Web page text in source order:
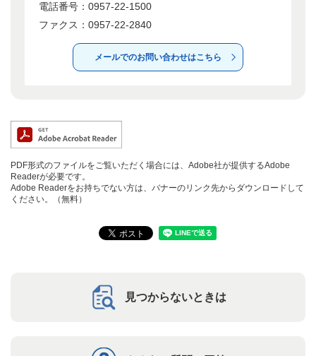
電話番号：0957-22-1500
ファクス：0957-22-2840
メールでのお問い合わせはこちら
PDF形式のファイルをご覧いただく場合には、Adobe社が提供するAdobe
Readerが必要です。
Adobe Readerをお持ちでない方は、バナーのリンク先からダウンロードして
ください。（無料）
見つからないときは